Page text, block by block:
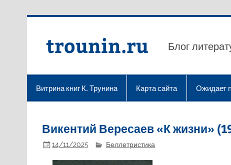
Перейти
trounin.ru Блог
Витрина книг К. Трунина Карта сайта Ожидает
Викентий Вересаев «К жизни»
14/11/2025 Беллетристика